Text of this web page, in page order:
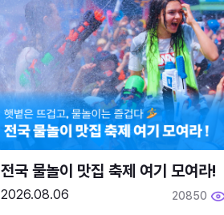
전국 물놀이 맛집 축제 여기 모여라!
2026.08.06 20850